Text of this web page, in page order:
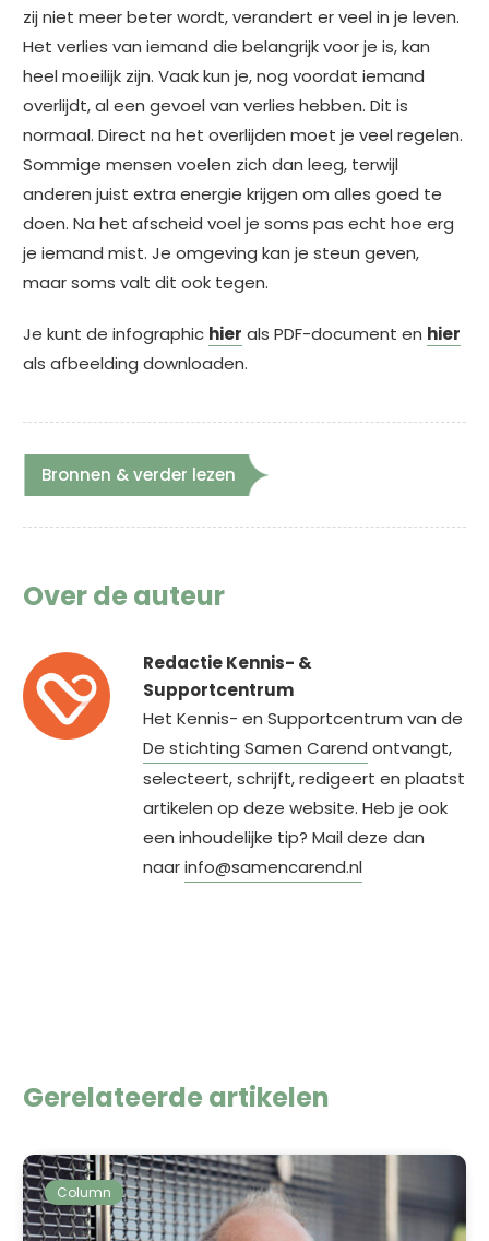
zij niet meer beter wordt, verandert er veel in je leven.
Het verlies van iemand die belangrijk voor je is, kan
heel moeilijk zijn. Vaak kun je, nog voordat iemand
overlijdt, al een gevoel van verlies hebben. Dit is
normaal. Direct na het overlijden moet je veel regelen.
Sommige mensen voelen zich dan leeg, terwijl
anderen juist extra energie krijgen om alles goed te
doen. Na het afscheid voel je soms pas echt hoe erg
je iemand mist.Je omgeving kan je steun geven,
maar soms valt dit ook tegen.
Je kunt de infographic hier als PDF-document en hier
als afbeelding downloaden.
Bronnen & verder lezen
Over de auteur
Redactie Kennis- &
Supportcentrum
Het Kennis- en Supportcentrum van de
De stichting Samen Carend ontvangt,
selecteert, schrijft, redigeert en plaatst
artikelen op deze website. Heb je ook
een inhoudelijke tip? Mail deze dan
naarinfo@samencarend.nl
Gerelateerde artikelen
Column